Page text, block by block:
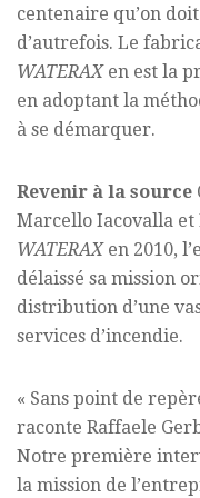
centenaire qu’on
d’autrefois. Le
WATERAXen est la
en adoptant la
à se démarquer.
Revenir à la source
Marcello Iacovalla
WATERAXen 2010,
délaissé sa mission
distribution d’une
services d’incendie.
« Sans point de
raconte Raffaele
Notre première
la mission de